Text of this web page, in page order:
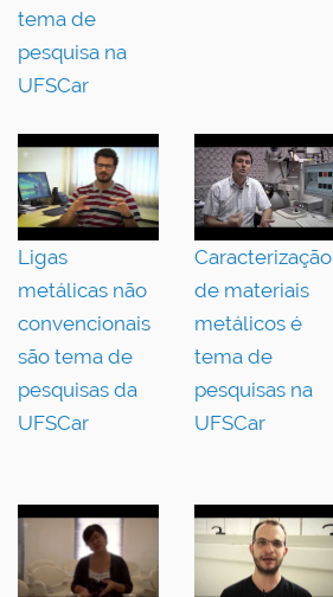
tema de
pesquisa na
UFSCar
Ligas
metálicas não
convencionais
são tema de
pesquisas da
UFSCar
Caracterização
de materiais
metálicos é
tema de
pesquisas na
UFSCar